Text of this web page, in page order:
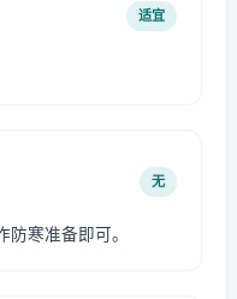
适宜
无
寒准备即可。